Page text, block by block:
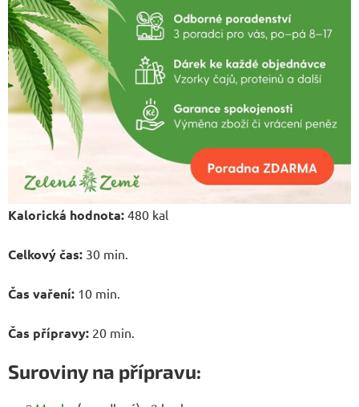
Kalorická hodnota: 480 kal
Celkový čas: 30 min.
Čas vaření: 10 min.
Čas přípravy: 20 min.
Suroviny na přípravu: